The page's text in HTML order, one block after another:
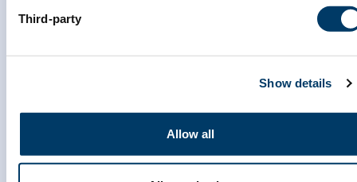
Third-party
Show details
Allow all
*